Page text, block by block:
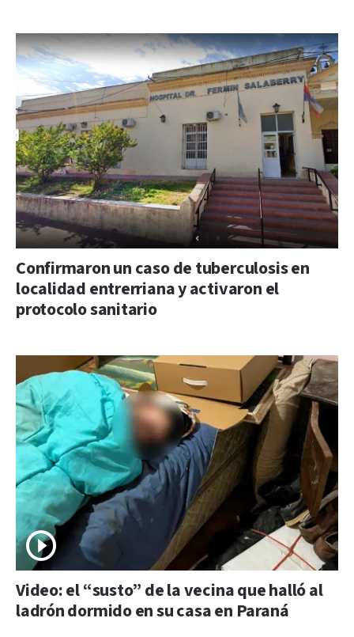
Confirmaron un caso de tuberculosis en
localidad entrerriana y activaron el
protocolo sanitario
Video: el “susto” de la vecina que halló al
ladrón dormido en su casa en Paraná